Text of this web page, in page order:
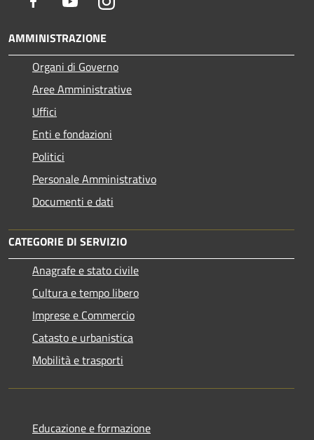
AMMINISTRAZIONE
Organi di Governo
Aree Amministrative
Uffici
Enti e fondazioni
Politici
Personale Amministrativo
Documenti e dati
CATEGORIE DI SERVIZIO
Anagrafe e stato civile
Cultura e tempo libero
Imprese e Commercio
Catasto e urbanistica
Mobilità e trasporti
Educazione e formazione